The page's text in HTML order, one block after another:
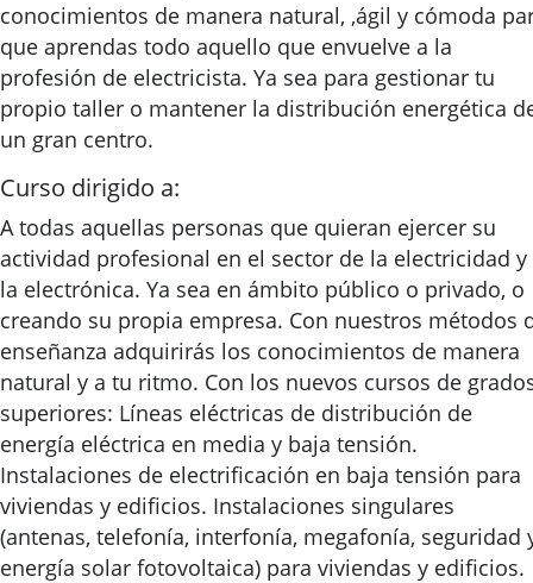
conocimientos de manera natural, ,ágil y cómoda
que aprendas todo aquello que envuelve a la
profesión de electricista. Ya sea para gestionar tu
propio taller o mantener la distribución energética
un gran centro.
Curso dirigido a:
A todas aquellas personas que quieran ejercer su
actividad profesional en el sector de la electricidad y
la electrónica. Ya sea en ámbito público o privado, o
creando su propia empresa. Con nuestros métodos
enseñanza adquirirás los conocimientos de manera
natural y a tu ritmo. Con los nuevos cursos de
superiores: Líneas eléctricas de distribución de
energía eléctrica en media y baja tensión.
Instalaciones de electrificación en baja tensión para
viviendas y edificios. Instalaciones singulares
(antenas, telefonía, interfonía, megafonía, seguridad
energía solar fotovoltaica) para viviendas y edificios.